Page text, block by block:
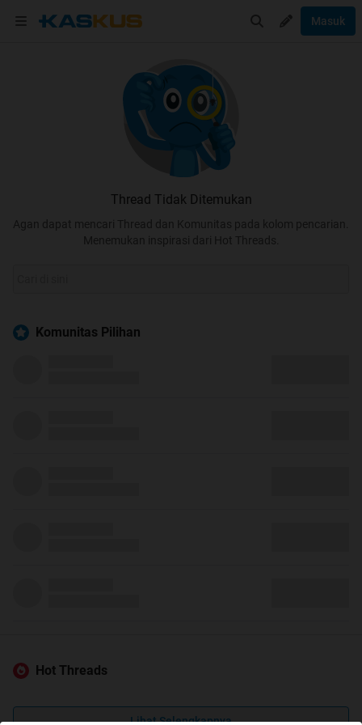
Masuk
Thread Tidak Ditemukan
Agan dapat mencari Thread dan Komunitas pada kolom pencarian.
Menemukan inspirasi dari Hot Threads.
Komunitas Pilihan
Hot Threads
Lihat Selengkapnya